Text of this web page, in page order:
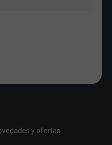
y ofertas